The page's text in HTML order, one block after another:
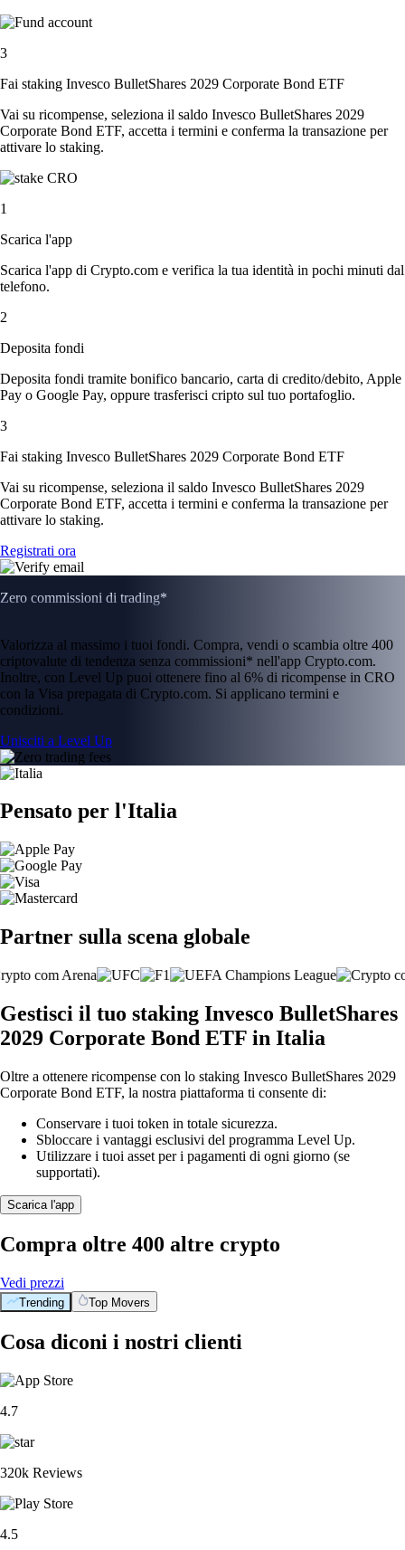
3
Fai staking Invesco BulletShares 2029 Corporate Bond ETF
Vai su ricompense, seleziona il saldo Invesco BulletShares 2029
Corporate Bond ETF, accetta i termini e conferma la transazione per
attivare lo staking.
1
Scarica l'app
Scarica l'app di Crypto.com e verifica la tua identità in pochi minuti dal
telefono.
2
Deposita fondi
Deposita fondi tramite bonifico bancario, carta di credito/debito, Apple
Pay o Google Pay, oppure trasferisci cripto sul tuo portafoglio.
3
Fai staking Invesco BulletShares 2029 Corporate Bond ETF
Vai su ricompense, seleziona il saldo Invesco BulletShares 2029
Corporate Bond ETF, accetta i termini e conferma la transazione per
attivare lo staking.
Registrati ora
Zero commissioni di trading*
Valorizza al massimo i tuoi fondi. Compra, vendi o scambia oltre 400
criptovalute di tendenza senza commissioni* nell'app Crypto.com.
Inoltre, con Level Up puoi ottenere fino al 6% di ricompense in CRO
con la Visa prepagata di Crypto.com. Si applicano termini e
condizioni.
Unisciti a Level Up
Pensato per l'Italia
Partner sulla scena globale
Gestisci il tuo staking Invesco BulletShares
2029 Corporate Bond ETF in Italia
Oltre a ottenere ricompense con lo staking Invesco BulletShares 2029
Corporate Bond ETF, la nostra piattaforma ti consente di:
Conservare i tuoi token in totale sicurezza.
Sbloccare i vantaggi esclusivi del programma Level Up.
Utilizzare i tuoi asset per i pagamenti di ogni giorno (se
supportati).
Scarica l'app
Compra oltre 400 altre crypto
Vedi prezzi
Trending Top Movers
Cosa diconi i nostri clienti
4.7
320k Reviews
4.5